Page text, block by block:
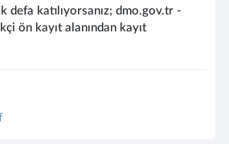
defa katılıyorsanız; dmo.gov.tr -
ön kayıt alanından kayıt